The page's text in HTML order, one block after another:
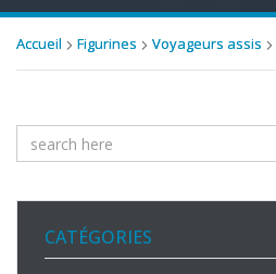
Accueil Figurines Voyageurs assis
CATÉGORIES